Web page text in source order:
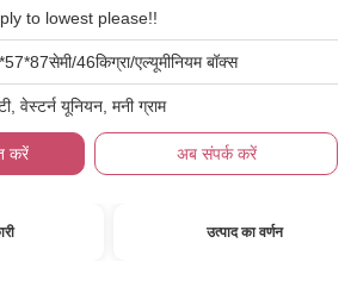
to lowest please!!
46किग्रा/एल्यूमीनियम बॉक्स
वेस्टर्न यूनियन, मनी ग्राम
करें अब संपर्क करें
उत्पाद का वर्णन